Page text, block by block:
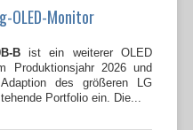
OLED-Monitor
Bist ein weiterer OLED
Produktionsjahr 2026 und
des größeren LG
Portfolio ein. Die...